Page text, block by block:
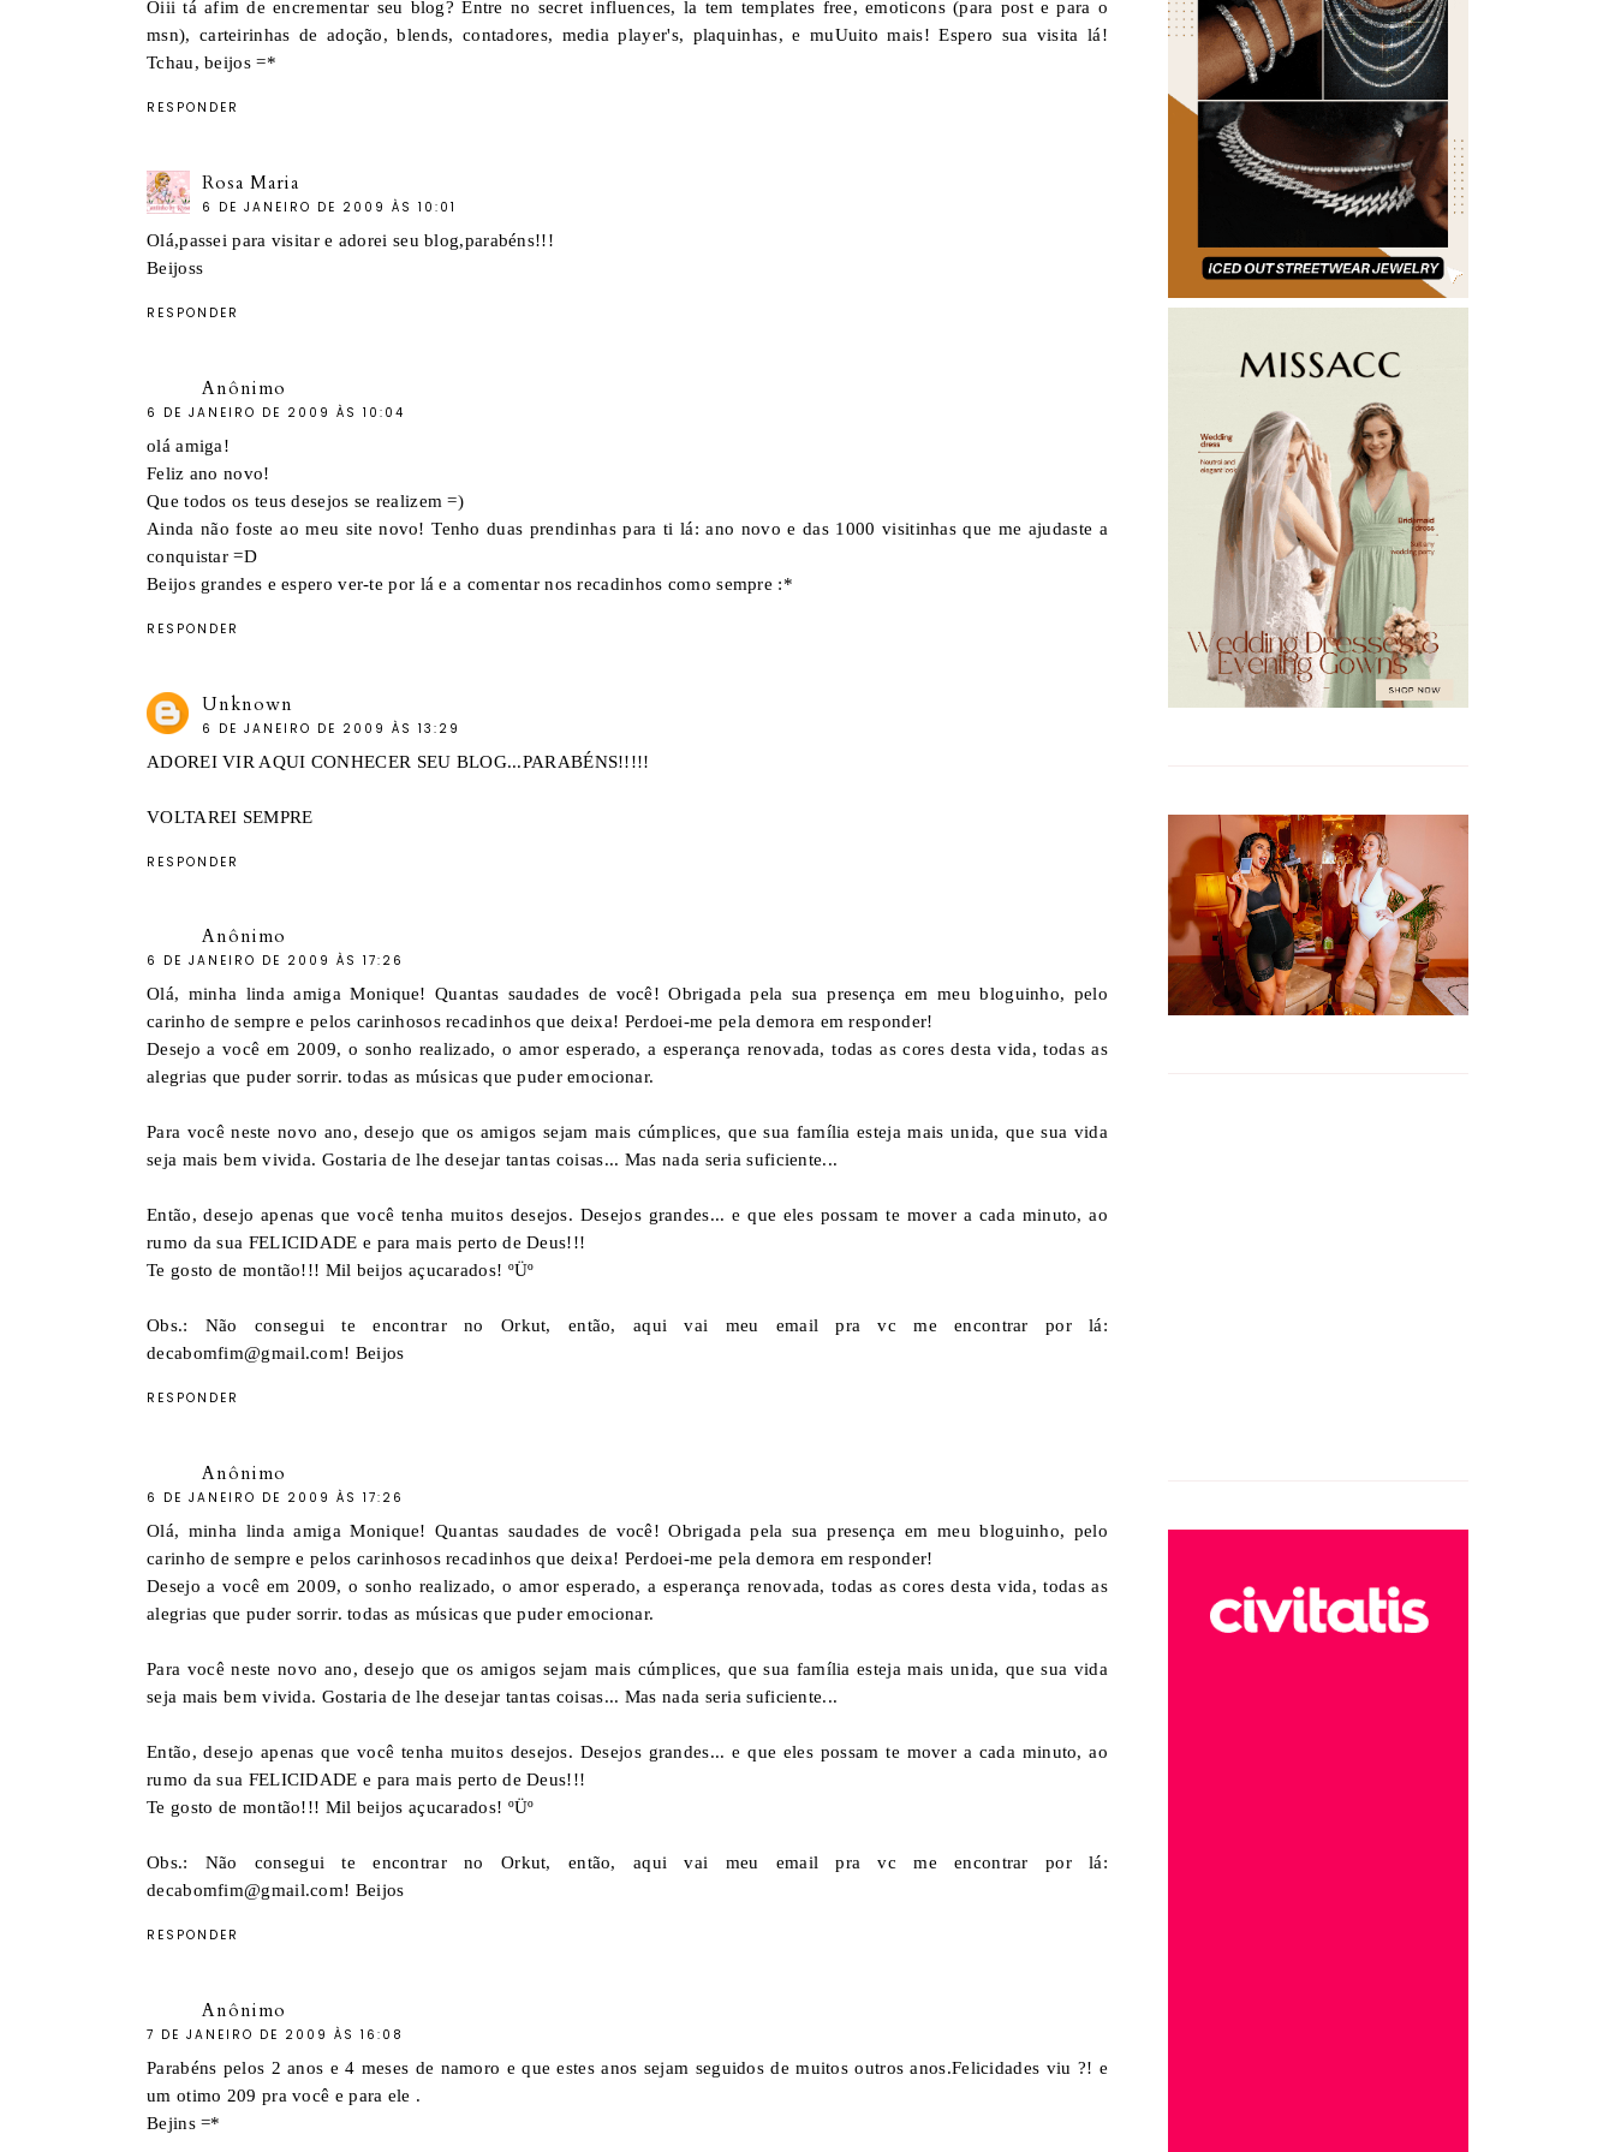
Oiii tá afim de encrementar seu blog? Entre no secret influences, la tem templates free, emoticons (para post e para o
msn), carteirinhas de adoção, blends, contadores, media player's, plaquinhas, e muUuito mais! Espero sua visita lá!
Tchau, beijos =*
RESPONDER
Rosa Maria
6 DE JANEIRO DE 2009 ÀS 10:01
Olá,passei para visitar e adorei seu blog,parabéns!!!
Beijoss
RESPONDER
Anônimo
6 DE JANEIRO DE 2009 ÀS 10:04
olá amiga!
Feliz ano novo!
Que todos os teus desejos se realizem =)
Ainda não foste ao meu site novo! Tenho duas prendinhas para ti lá: ano novo e das 1000 visitinhas que me ajudaste a
conquistar =D
Beijos grandes e espero ver-te por lá e a comentar nos recadinhos como sempre :*
RESPONDER
Unknown
6 DE JANEIRO DE 2009 ÀS 13:29
ADOREI VIR AQUI CONHECER SEU BLOG...PARABÉNS!!!!!
VOLTAREI SEMPRE
RESPONDER
Anônimo
6 DE JANEIRO DE 2009 ÀS 17:26
Olá, minha linda amiga Monique! Quantas saudades de você! Obrigada pela sua presença em meu bloguinho, pelo
carinho de sempre e pelos carinhosos recadinhos que deixa! Perdoei-me pela demora em responder!
Desejo a você em 2009, o sonho realizado, o amor esperado, a esperança renovada, todas as cores desta vida, todas as
alegrias que puder sorrir. todas as músicas que puder emocionar.
Para você neste novo ano, desejo que os amigos sejam mais cúmplices, que sua família esteja mais unida, que sua vida
seja mais bem vivida. Gostaria de lhe desejar tantas coisas... Mas nada seria suficiente...
Então, desejo apenas que você tenha muitos desejos. Desejos grandes... e que eles possam te mover a cada minuto, ao
rumo da sua FELICIDADE e para mais perto de Deus!!!
Te gosto de montão!!! Mil beijos açucarados! ºÜº
Obs.: Não consegui te encontrar no Orkut, então, aqui vai meu email pra vc me encontrar por lá:
decabomfim@gmail.com! Beijos
RESPONDER
Anônimo
6 DE JANEIRO DE 2009 ÀS 17:26
Olá, minha linda amiga Monique! Quantas saudades de você! Obrigada pela sua presença em meu bloguinho, pelo
carinho de sempre e pelos carinhosos recadinhos que deixa! Perdoei-me pela demora em responder!
Desejo a você em 2009, o sonho realizado, o amor esperado, a esperança renovada, todas as cores desta vida, todas as
alegrias que puder sorrir. todas as músicas que puder emocionar.
Para você neste novo ano, desejo que os amigos sejam mais cúmplices, que sua família esteja mais unida, que sua vida
seja mais bem vivida. Gostaria de lhe desejar tantas coisas... Mas nada seria suficiente...
Então, desejo apenas que você tenha muitos desejos. Desejos grandes... e que eles possam te mover a cada minuto, ao
rumo da sua FELICIDADE e para mais perto de Deus!!!
Te gosto de montão!!! Mil beijos açucarados! ºÜº
Obs.: Não consegui te encontrar no Orkut, então, aqui vai meu email pra vc me encontrar por lá:
decabomfim@gmail.com! Beijos
RESPONDER
Anônimo
7 DE JANEIRO DE 2009 ÀS 16:08
Parabéns pelos 2 anos e 4 meses de namoro e que estes anos sejam seguidos de muitos outros anos.Felicidades viu ?! e
um otimo 209 pra você e para ele .
Bejins =*